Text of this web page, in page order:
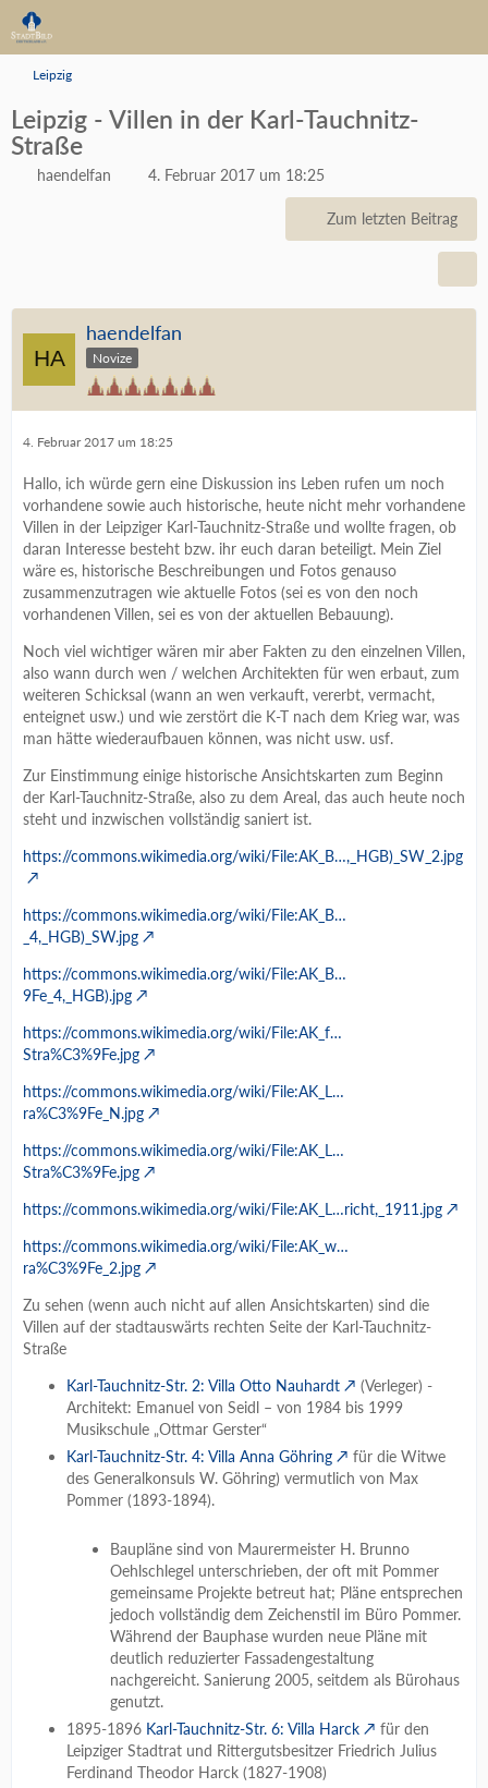
Leipzig
Leipzig - Villen in der Karl-Tauchnitz-
Straße
haendelfan 4. Februar 2017 um 18:25
Zum letzten Beitrag
haendelfan
Novize
4. Februar 2017 um 18:25
Hallo, ich würde gern eine Diskussion ins Leben rufen um noch
vorhandene sowie auch historische, heute nicht mehr vorhandene
Villen in der Leipziger Karl-Tauchnitz-Straße und wollte fragen, ob
daran Interesse besteht bzw. ihr euch daran beteiligt. Mein Ziel
wäre es, historische Beschreibungen und Fotos genauso
zusammenzutragen wie aktuelle Fotos (sei es von den noch
vorhandenen Villen, sei es von der aktuellen Bebauung).
Noch viel wichtiger wären mir aber Fakten zu den einzelnen Villen,
also wann durch wen / welchen Architekten für wen erbaut, zum
weiteren Schicksal (wann an wen verkauft, vererbt, vermacht,
enteignet usw.) und wie zerstört die K-T nach dem Krieg war, was
man hätte wiederaufbauen können, was nicht usw. usf.
Zur Einstimmung einige historische Ansichtskarten zum Beginn
der Karl-Tauchnitz-Straße, also zu dem Areal, das auch heute noch
steht und inzwischen vollständig saniert ist.
https://commons.wikimedia.org/wiki/File:AK_B…,_HGB)_SW_2.jpg
https://commons.wikimedia.org/wiki/File:AK_B…
_4,_HGB)_SW.jpg
https://commons.wikimedia.org/wiki/File:AK_B…
9Fe_4,_HGB).jpg
https://commons.wikimedia.org/wiki/File:AK_f…
Stra%C3%9Fe.jpg
https://commons.wikimedia.org/wiki/File:AK_L…
ra%C3%9Fe_N.jpg
https://commons.wikimedia.org/wiki/File:AK_L…
Stra%C3%9Fe.jpg
https://commons.wikimedia.org/wiki/File:AK_L…richt,_1911.jpg
https://commons.wikimedia.org/wiki/File:AK_w…
ra%C3%9Fe_2.jpg
Zu sehen (wenn auch nicht auf allen Ansichtskarten) sind die
Villen auf der stadtauswärts rechten Seite der Karl-Tauchnitz-
Straße
Karl-Tauchnitz-Str. 2: Villa Otto Nauhardt
(Verleger) -
Architekt: Emanuel von Seidl – von 1984 bis 1999
Musikschule „Ottmar Gerster“
Karl-Tauchnitz-Str. 4: Villa Anna Göhring
für die Witwe
des Generalkonsuls W. Göhring) vermutlich von Max
Pommer (1893-1894).
Baupläne sind von Maurermeister H. Brunno
Oehlschlegel unterschrieben, der oft mit Pommer
gemeinsame Projekte betreut hat; Pläne entsprechen
jedoch vollständig dem Zeichenstil im Büro Pommer.
Während der Bauphase wurden neue Pläne mit
deutlich reduzierter Fassadengestaltung
nachgereicht. Sanierung 2005, seitdem als Bürohaus
genutzt.
1895-1896 Karl-Tauchnitz-Str. 6: Villa Harck
für den
Leipziger Stadtrat und Rittergutsbesitzer Friedrich Julius
Ferdinand Theodor Harck (1827-1908)